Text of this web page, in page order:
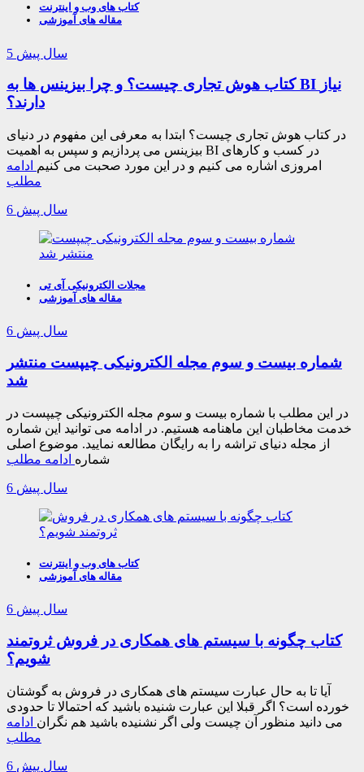
کتاب های وب و اینترنت
مقاله های آموزشی
5 سال پیش
کتاب هوش تجاری چیست؟ و چرا بیزینس ها به BI نیاز
دارند؟
در کتاب هوش تجاری چیست؟ ابتدا به معرفی این مفهوم در دنیای
بیزینس می پردازیم و سپس به اهمیت BI در کسب و کارهای
امروزی اشاره می کنیم و در این مورد صحبت می کنیم ادامه
مطلب
6 سال پیش
مجلات الکترونیکی آی تی
مقاله های آموزشی
6 سال پیش
شماره بیست و سوم مجله الکترونیکی چیپست منتشر
شد
در این مطلب با شماره بیست و سوم مجله الکترونیکی چیپست در
خدمت مخاطبان این ماهنامه هستیم. در ادامه می توانید این شماره
از مجله دنیای تراشه را به رایگان مطالعه نمایید. موضوع اصلی
شماره ادامه مطلب
6 سال پیش
کتاب های وب و اینترنت
مقاله های آموزشی
6 سال پیش
کتاب چگونه با سیستم های همکاری در فروش ثروتمند
شویم؟
آیا تا به حال عبارت سیستم های همکاری در فروش به گوشتان
خورده است؟ اگر قبلا این عبارت شنیده باشید که احتمالا تا حدودی
می دانید منظور آن چیست ولی اگر نشنیده باشید هم نگران ادامه
مطلب
6 سال پیش